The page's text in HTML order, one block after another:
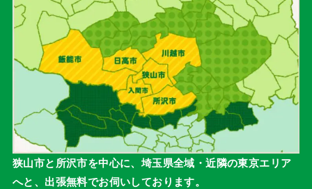
狭山市と所沢市を中心に、埼玉県全域・近隣の東京エリア
へと、出張無料でお伺いしております。